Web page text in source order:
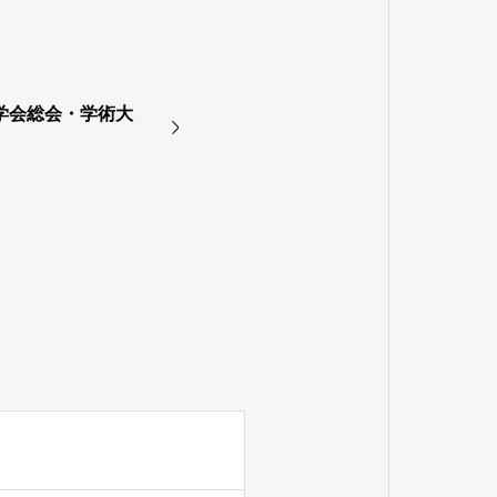
会総会・学術大